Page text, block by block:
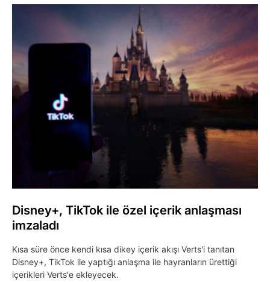
Disney+, TikTok ile özel içerik anlaşması
imzaladı
Kısa süre önce kendi kısa dikey içerik akışı Verts'i tanıtan
Disney+, TikTok ile yaptığı anlaşma ile hayranların ürettiği
içerikleri Verts'e ekleyecek.